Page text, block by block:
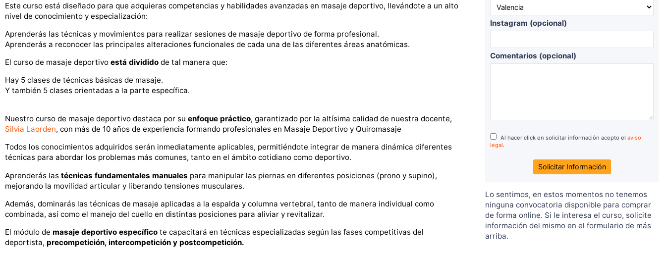
Este curso está diseñado para que adquieras competencias y habilidades avanzadas en masaje deportivo, llevándote a un alto
nivel de conocimiento y especialización:
Aprenderás las técnicas y movimientos para realizar sesiones de masaje deportivo de forma profesional.
Aprenderás a reconocer las principales alteraciones funcionales de cada una de las diferentes áreas anatómicas.
El curso de masaje deportivo está dividido de tal manera que:
Hay 5 clases de técnicas básicas de masaje.
Y también 5 clases orientadas a la parte específica.
Nuestro curso de masaje deportivo destaca por su enfoque práctico, garantizado por la altísima calidad de nuestra docente,
Silvia Laorden, con más de 10 años de experiencia formando profesionales en Masaje Deportivo y Quiromasaje
Todos los conocimientos adquiridos serán inmediatamente aplicables, permitiéndote integrar de manera dinámica diferentes
técnicas para abordar los problemas más comunes, tanto en el ámbito cotidiano como deportivo.
Aprenderás las técnicas fundamentales manuales para manipular las piernas en diferentes posiciones (prono y supino),
mejorando la movilidad articular y liberando tensiones musculares.
Además, dominarás las técnicas de masaje aplicadas a la espalda y columna vertebral, tanto de manera individual como
combinada, así como el manejo del cuello en distintas posiciones para aliviar y revitalizar.
El módulo de masaje deportivo específico te capacitará en técnicas especializadas según las fases competitivas del
deportista, precompetición, intercompetición y postcompetición.
Instagram (opcional)
Comentarios (opcional)
Al hacer click en solicitar información acepto el aviso
legal.
Lo sentimos, en estos momentos no tenemos
ninguna convocatoria disponible para comprar
de forma online. Si le interesa el curso, solicite
información del mismo en el formulario de más
arriba.